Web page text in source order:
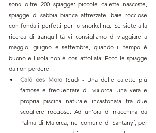
sono oltre 200 spiagge: piccole calette nascoste,
spiagge di sabbia bianca attrezzate, baie rocciose
con fondali perfetti per lo snorkeling. Se siete alla
ricerca di tranquillità vi consigliamo di viaggiare a
maggio, giugno e settembre, quando il tempo è
buono e l'isola non è così affollata. Ecco le spiagge
da non perdere:
Caló des Moro (Sud) - Una delle calette più
famose e frequentate di Maiorca. Una vera e
propria piscina naturale incastonata tra due
scogliere rocciose. Ad un'ora di macchina da
Palma di Maiorca, nel comune di Santanyí, per